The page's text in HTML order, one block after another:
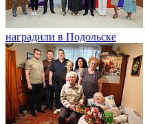
наградили в Подольске